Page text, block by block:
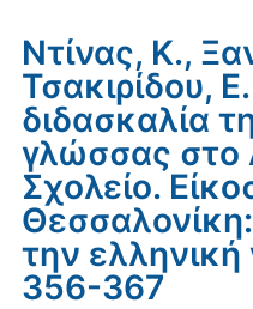
Ντίνας, Κ.,
Τσακιρίδου,
διδασκαλία
γλώσσας στο
Σχολείο.
την
356-367